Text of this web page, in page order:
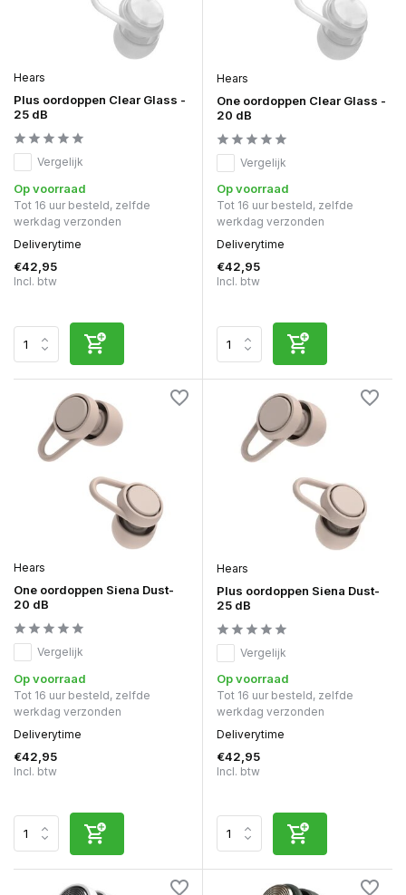
Hears
Plus oordoppen Clear Glass -
25 dB
Vergelijk
Op voorraad
Tot 16 uur besteld, zelfde
werkdag verzonden
Deliverytime
€42,95
Incl. btw
Hears
One oordoppen Clear Glass -
20 dB
Vergelijk
Op voorraad
Tot 16 uur besteld, zelfde
werkdag verzonden
Deliverytime
€42,95
Incl. btw
Hears
One oordoppen Siena Dust-
20 dB
Vergelijk
Op voorraad
Tot 16 uur besteld, zelfde
werkdag verzonden
Deliverytime
€42,95
Incl. btw
Hears
Plus oordoppen Siena Dust-
25 dB
Vergelijk
Op voorraad
Tot 16 uur besteld, zelfde
werkdag verzonden
Deliverytime
€42,95
Incl. btw